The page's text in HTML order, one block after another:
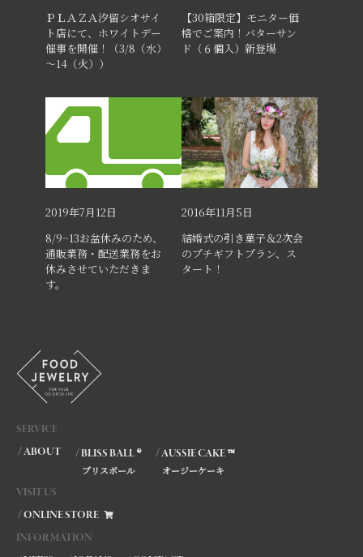
ＰＬＡＺＡ汐留シオサイ
ト店にて、ホワイトデー
催事を開催！（3/8（水）
～14（火））
【30箱限定】モニター価
格でご案内！バターサン
ド（６個入）新登場
2019年7月12日
8/9~13お盆休みのため、
通販業務・配送業務をお
休みさせていただきま
す。
2016年11月5日
結婚式の引き菓子＆2次会
のプチギフトプラン、ス
タート！
SERVICE
/ ABOUT
/ BLISS BALL®
ブリスボール
/ AUSSIE CAKE™
オージーケーキ
VISIT US
/ ONLINE STORE
INFORMATION